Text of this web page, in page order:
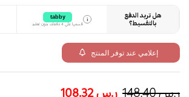
هل تريد الدفع
بالتقسيط؟
i
tabby
قسمها على 4 دفعات بدون تعقيد
إعلامي عند توفر المنتج